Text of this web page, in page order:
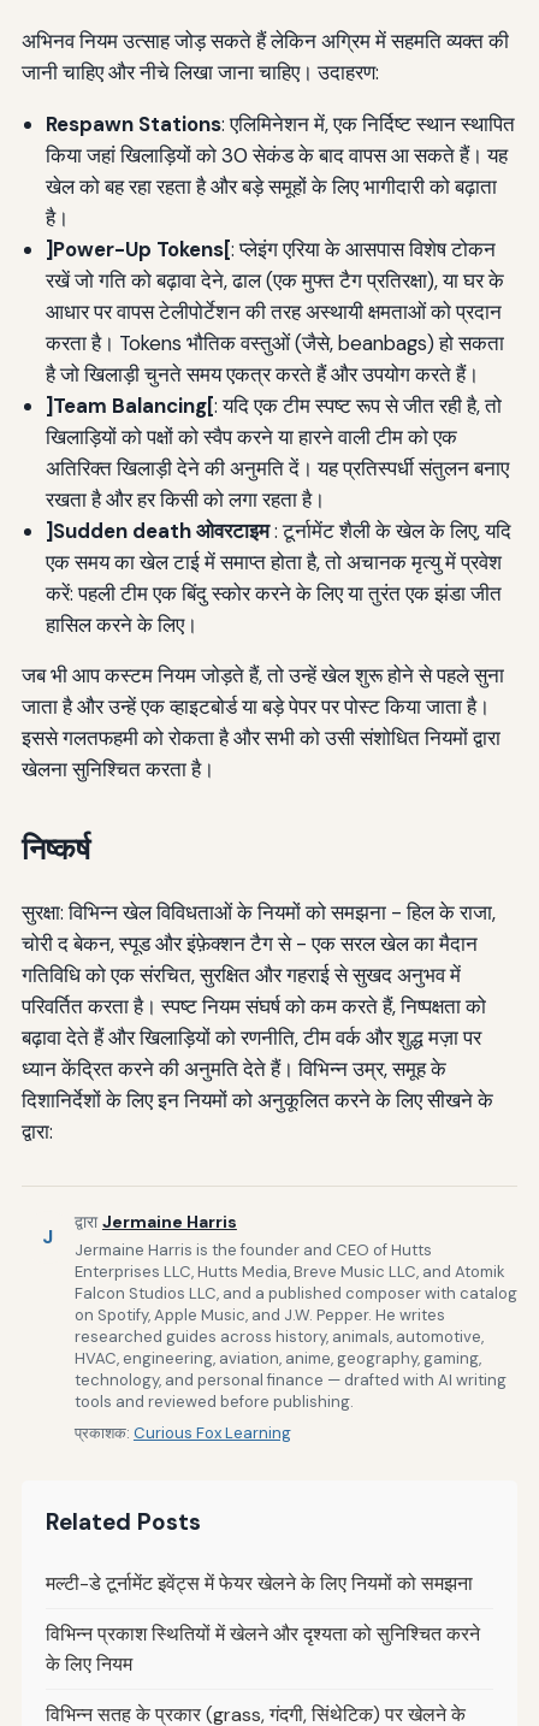
अभिनव नियम उत्साह जोड़ सकते हैं लेकिन अग्रिम में सहमति व्यक्त की
जानी चाहिए और नीचे लिखा जाना चाहिए। उदाहरण:
Respawn Stations: एलिमिनेशन में, एक निर्दिष्ट स्थान स्थापित
किया जहां खिलाड़ियों को 30 सेकंड के बाद वापस आ सकते हैं। यह
खेल को बह रहा रहता है और बड़े समूहों के लिए भागीदारी को बढ़ाता
है।
]Power-Up Tokens[: प्लेइंग एरिया के आसपास विशेष टोकन
रखें जो गति को बढ़ावा देने, ढाल (एक मुफ्त टैग प्रतिरक्षा), या घर के
आधार पर वापस टेलीपोर्टेशन की तरह अस्थायी क्षमताओं को प्रदान
करता है। Tokens भौतिक वस्तुओं (जैसे, beanbags) हो सकता
है जो खिलाड़ी चुनते समय एकत्र करते हैं और उपयोग करते हैं।
]Team Balancing[: यदि एक टीम स्पष्ट रूप से जीत रही है, तो
खिलाड़ियों को पक्षों को स्वैप करने या हारने वाली टीम को एक
अतिरिक्त खिलाड़ी देने की अनुमति दें। यह प्रतिस्पर्धी संतुलन बनाए
रखता है और हर किसी को लगा रहता है।
]Sudden death ओवरटाइम: टूर्नामेंट शैली के खेल के लिए, यदि
एक समय का खेल टाई में समाप्त होता है, तो अचानक मृत्यु में प्रवेश
करें: पहली टीम एक बिंदु स्कोर करने के लिए या तुरंत एक झंडा जीत
हासिल करने के लिए।
जब भी आप कस्टम नियम जोड़ते हैं, तो उन्हें खेल शुरू होने से पहले सुना
जाता है और उन्हें एक व्हाइटबोर्ड या बड़े पेपर पर पोस्ट किया जाता है।
इससे गलतफहमी को रोकता है और सभी को उसी संशोधित नियमों द्वारा
खेलना सुनिश्चित करता है।
निष्कर्ष
सुरक्षा: विभिन्न खेल विविधताओं के नियमों को समझना - हिल के राजा,
चोरी द बेकन, स्पूड और इंफ़ेक्शन टैग से - एक सरल खेल का मैदान
गतिविधि को एक संरचित, सुरक्षित और गहराई से सुखद अनुभव में
परिवर्तित करता है। स्पष्ट नियम संघर्ष को कम करते हैं, निष्पक्षता को
बढ़ावा देते हैं और खिलाड़ियों को रणनीति, टीम वर्क और शुद्ध मज़ा पर
ध्यान केंद्रित करने की अनुमति देते हैं। विभिन्न उम्र, समूह के
दिशानिर्देशों के लिए इन नियमों को अनुकूलित करने के लिए सीखने के
द्वारा:
J
द्वाराJermaine Harris
Jermaine Harris is the founder and CEO of Hutts
Enterprises LLC, Hutts Media, Breve Music LLC, and Atomik
Falcon Studios LLC, and a published composer with catalog
on Spotify, Apple Music, and J.W. Pepper. He writes
researched guides across history, animals, automotive,
HVAC, engineering, aviation, anime, geography, gaming,
technology, and personal finance — drafted with AI writing
tools and reviewed before publishing.
प्रकाशक: Curious Fox Learning
Related Posts
मल्टी-डे टूर्नामेंट इवेंट्स में फेयर खेलने के लिए नियमों को समझना
विभिन्न प्रकाश स्थितियों में खेलने और दृश्यता को सुनिश्चित करने
के लिए नियम
विभिन्न सतह के प्रकार (grass, गंदगी, सिंथेटिक) पर खेलने के